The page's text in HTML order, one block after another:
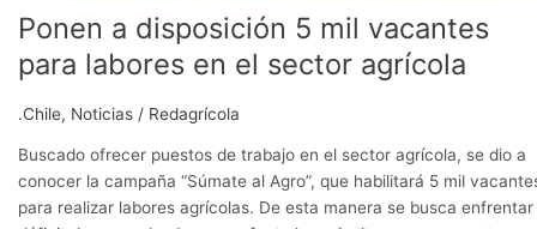
Ponen a disposición 5 mil vacantes
para labores en el sector agrícola
.Chile, Noticias / Redagrícola
Buscado ofrecer puestos de trabajo en el sector agrícola, se dio a
conocer la campaña “Súmate al Agro”, que habilitará 5 mil
para realizar labores agrícolas. De esta manera se busca enfrentar